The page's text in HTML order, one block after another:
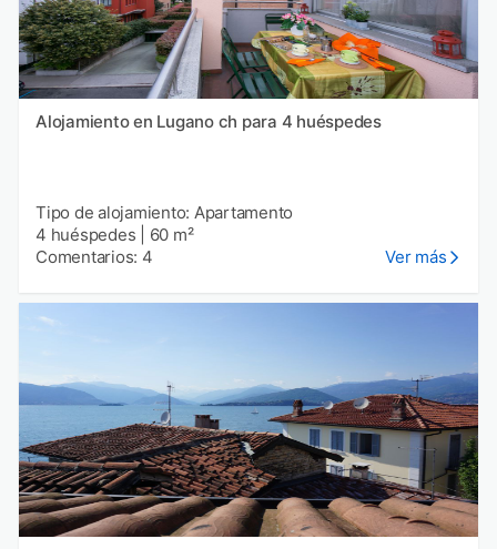
Alojamiento en Lugano ch para 4 huéspedes
Tipo de alojamiento: Apartamento
4 huéspedes
60 m²
Comentarios: 4
Ver más